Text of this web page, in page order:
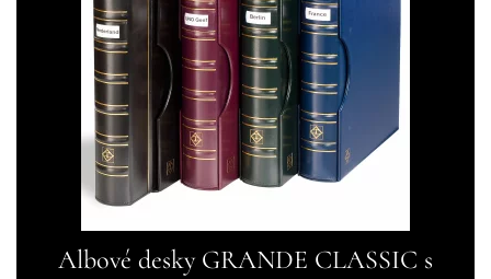
Albové desky GRANDE CLASSIC s